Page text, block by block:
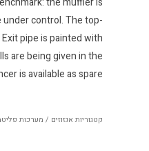
control. The top-
pipe is painted with
are being given in the
is available as spare.
קטגוריותאגזוזים / מערכות